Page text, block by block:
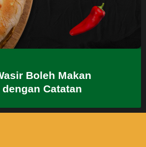
Boleh Makan
Catatan